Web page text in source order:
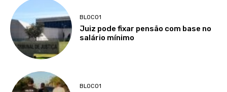
BLOCO1
Juiz pode fixar pensão com base no
salário mínimo
BLOCO1